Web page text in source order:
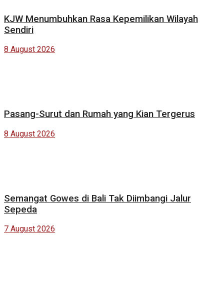
KJW Menumbuhkan Rasa Kepemilikan Wilayah
Sendiri
8 August 2026
Pasang-Surut dan Rumah yang Kian Tergerus
8 August 2026
Semangat Gowes di Bali Tak Diimbangi Jalur
Sepeda
7 August 2026